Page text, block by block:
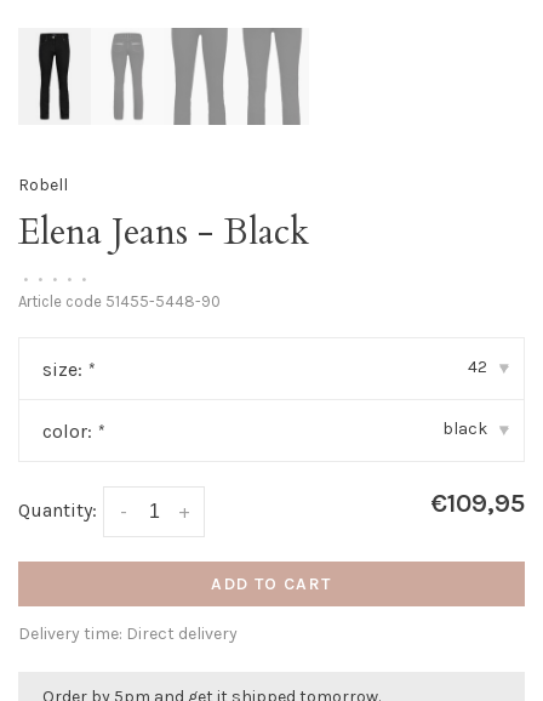
Robell
Elena Jeans - Black
• • • • •
Article code 51455-5448-90
size: * 42 ▾
color: * black ▾
Quantity: +
- €109,95
ADD TO CART
Delivery time: Direct delivery
Order by 5pm and get it shipped tomorrow.